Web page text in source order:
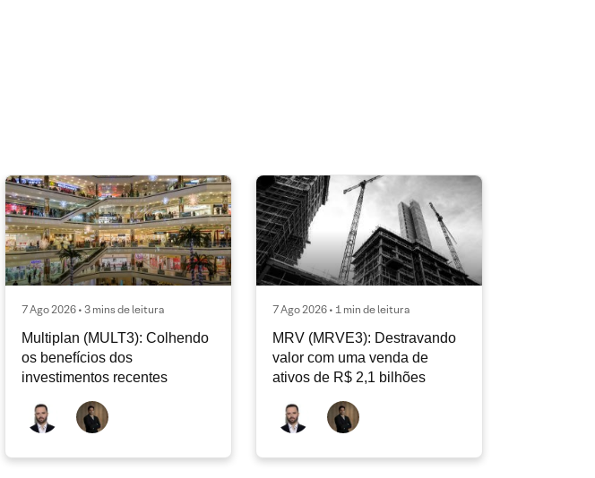
7 Ago 2026 • 3 mins de leitura
Multiplan (MULT3): Colhendo
os benefícios dos
investimentos recentes
7 Ago 2026 • 1 min de leitura
MRV (MRVE3): Destravando
valor com uma venda de
ativos de R$ 2,1 bilhões